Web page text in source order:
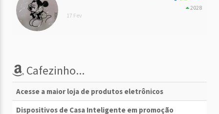
17 Fev
2028
Cafezinho...
Acesse a maior loja de produtos eletrônicos
Dispositivos de Casa Inteligente em promoção